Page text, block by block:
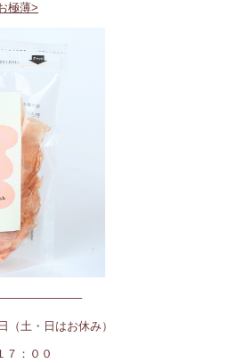
極薄>
（土・日はお休み）
７：００